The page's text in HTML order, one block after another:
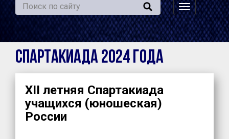
навигация
по
сайту
Спартакиада 2024 года
XII летняя Спартакиада
учащихся (юношеская)
России